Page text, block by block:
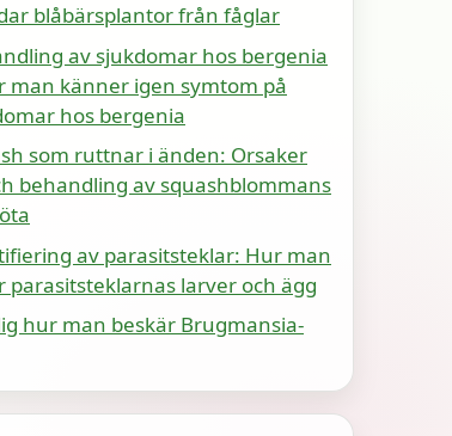
blåbärsplantor från fåglar
av sjukdomar hos bergenia
man känner igen symtom på
hos bergenia
som ruttnar i änden: Orsaker
behandling av squashblommans
av parasitsteklar: Hur man
parasitsteklarnas larver och ägg
hur man beskär Brugmansia-